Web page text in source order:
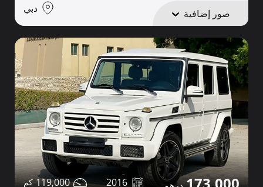
صور إضافية دبي
173,000
2016
119,000